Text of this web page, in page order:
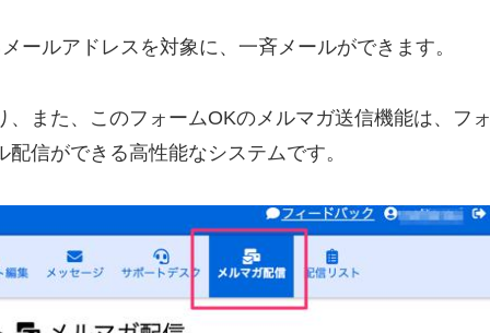
ールアドレスを対象に、一斉メールができます。
また、このフォームOKのメルマガ送信機能は、フォ
信ができる高性能なシステムです。